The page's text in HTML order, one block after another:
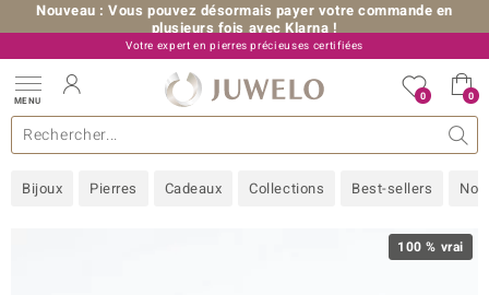
Nouveau : Vous pouvez désormais payer votre commande en
plusieurs fois avec Klarna !
Votre expert en pierres précieuses certifiées
+33 (0) 176 54 10 36
MENU 0 0
Bijoux Pierres Cadeaux Collections Best-sellers
bijoux Design Métal Précieux Taille de bague
précieuses Pierres préférées Pierres précieuses par couleur
collections
de A à Z Généralités Bon à savoir Nos conseils
Ventes-flash Juwelo
100 % vrai